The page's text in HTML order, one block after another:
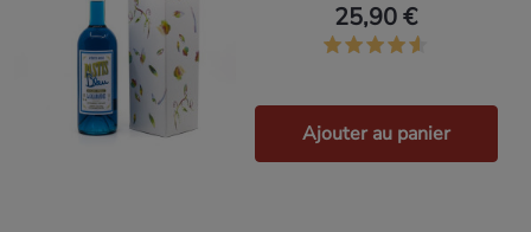
25,90 €
Ajouter au panier